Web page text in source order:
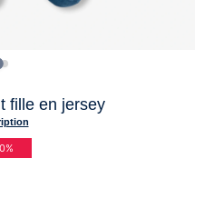
fille en jersey